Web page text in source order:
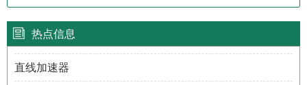
热点信息
直线加速器